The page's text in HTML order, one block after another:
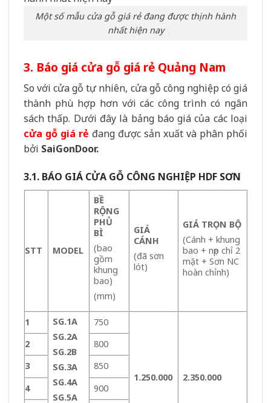
Một số mẫu cửa gỗ giá rẻ đang được thịnh hành
nhất hiện nay
3. Báo giá cửa gỗ giá rẻ Quảng Nam
So với cửa gỗ tự nhiên, cửa gỗ công nghiệp có giá
thành phù hợp hơn với các công trình có ngân
sách thấp. Dưới đây là bảng báo giá của các loại
cửa gỗ giá rẻ đang được sản xuất và phân phối
bởi SaiGonDoor.
3.1. BÁO GIÁ CỬA GỖ CÔNG NGHIỆP HDF SƠN
STT MODEL
BỀ
RỘNG
PHỦ
BÌ
(bao
gồm
khung
bao)
(mm)
GIÁ
CÁNH
(đã sơn
lót)
GIÁ TRỌN BỘ
(Cánh + khung
bao + nẹp chỉ 2
mặt + Sơn NC
hoàn chỉnh)
1
SG.1A
SG.2A
SG.2B
SG.3A
SG.4A
SG.5A
750
1.250.000 2.350.000
2
800
3
850
4
900